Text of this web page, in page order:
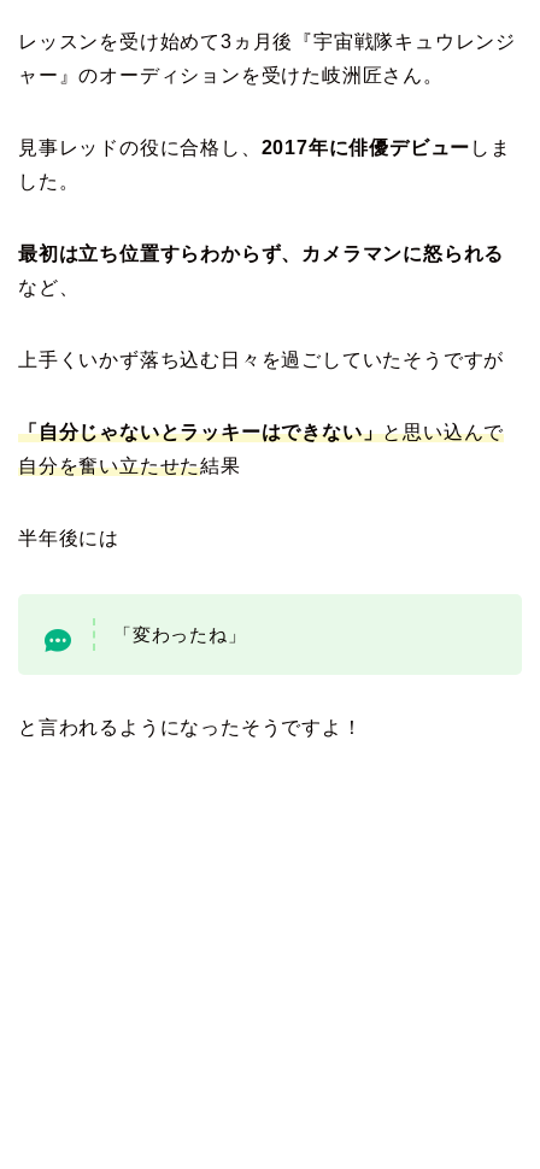
レッスンを受け始めて3ヵ月後『宇宙戦隊キュウレンジ
ャー』のオーディションを受けた岐洲匠さん。
見事レッドの役に合格し、 2017年に俳優デビュー しま
した。
最初は立ち位置すらわからず、カメラマンに怒られる
など、
上手くいかず落ち込む日々を過ごしていたそうですが
「自分じゃないとラッキーはできない」と思い込んで
自分を奮い立たせた結果
半年後には
「変わったね」
と言われるようになったそうですよ！